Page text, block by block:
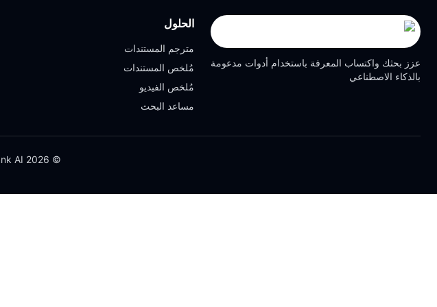
عزز بحثك واكتساب المعرفة باستخدام أدوات مدعومة
بالذكاء الاصطناعي
الحلول
مترجم المستندات
مُلخص المستندات
مُلخص الفيديو
مساعد البحث
© 2026 Linnk AI. جميع الحقوق محفوظة.